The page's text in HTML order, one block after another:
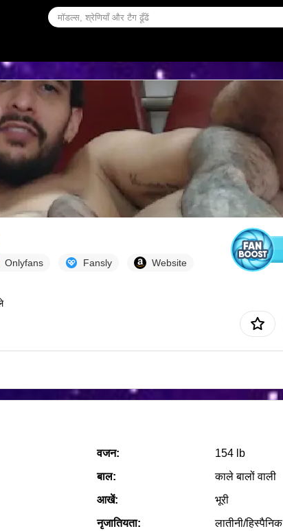
Onlyfans Fansly
Website
वजन:
154 lb
बाल:
काले बालों वाली
आखें:
भूरी
नृजातियता:
लातीनी/हिस्पैनिक